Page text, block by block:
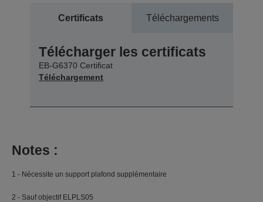
Certificats Téléchargements
Télécharger les certificats
EB-G6370 Certificat
Téléchargement
Notes :
1 - Nécessite un support plafond supplémentaire
2 - Sauf objectif ELPLS05